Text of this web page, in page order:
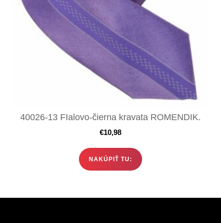
40026-13 FIalovo-čierna kravata ROMENDIK.
€10,98
NAKÚPIŤ TU: